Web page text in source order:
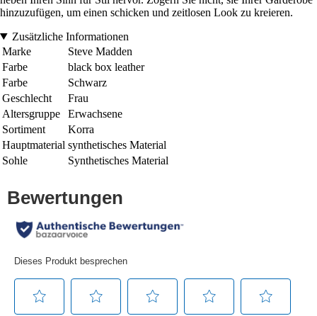
hinzuzufügen, um einen schicken und zeitlosen Look zu kreieren.
Zusätzliche Informationen
Marke
Steve Madden
Farbe
black box leather
Farbe
Schwarz
Geschlecht
Frau
Altersgruppe
Erwachsene
Sortiment
Korra
Hauptmaterial synthetisches Material
Sohle
Synthetisches Material